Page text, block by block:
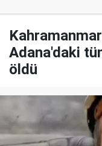
Adana'daki
öldü